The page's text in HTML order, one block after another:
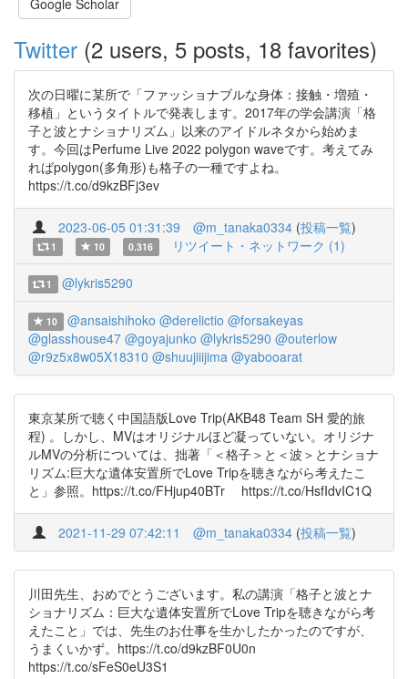
Google Scholar
Twitter (2 users, 5 posts, 18 favorites)
次の日曜に某所で「ファッショナブルな身体：接触・増殖・
移植」というタイトルで発表します。2017年の学会講演「格
子と波とナショナリズム」以来のアイドルネタから始めま
す。今回はPerfume Live 2022 polygon waveです。考えてみ
ればpolygon(多角形)も格子の一種ですよね。
https://t.co/d9kzBFj3ev
2023-06-05 01:31:39 @m_tanaka0334 (投稿一覧)
1 10 0.316 リツイート・ネットワーク (1)
1 @lykris5290
10 @ansaishihoko @derelictio @forsakeyas
@glasshouse47 @goyajunko @lykris5290 @outerlow
@r9z5x8w05X18310 @shuujiiijima @yabooarat
東京某所で聴く中国語版Love Trip(AKB48 Team SH 愛的旅
程) 。しかし、MVはオリジナルほど凝っていない。オリジナ
ルMVの分析については、拙著「＜格子＞と＜波＞とナショナ
リズム:巨大な遺体安置所でLove Tripを聴きながら考えたこ
と」参照。https://t.co/FHjup40BTr https://t.co/HsfIdvIC1Q
2021-11-29 07:42:11 @m_tanaka0334 (投稿一覧)
川田先生、おめでとうございます。私の講演「格子と波とナ
ショナリズム：巨大な遺体安置所でLove Tripを聴きながら考
えたこと」では、先生のお仕事を生かしたかったのですが、
うまくいかず。https://t.co/d9kzBF0U0n
https://t.co/sFeS0eU3S1